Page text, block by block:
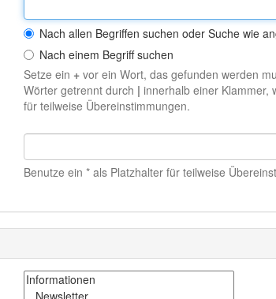
Nach allen Begriffen suchen oder Suche wie
Nach einem Begriff suchen
Setze ein +vor ein Wort, das gefunden werden
Wörter getrennt durch | innerhalb einer Klammer,
für teilweise Übereinstimmungen.
Benutze ein * als Platzhalter für teilweise